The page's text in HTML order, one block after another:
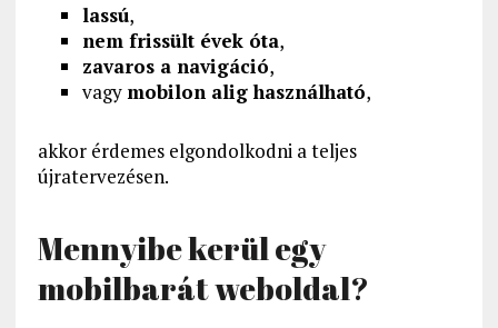
lassú,
nem frissült évek óta,
zavaros a navigáció,
vagy mobilon alig használható,
akkor érdemes elgondolkodni a teljes
újratervezésen.
Mennyibe kerül egy
mobilbarát weboldal?